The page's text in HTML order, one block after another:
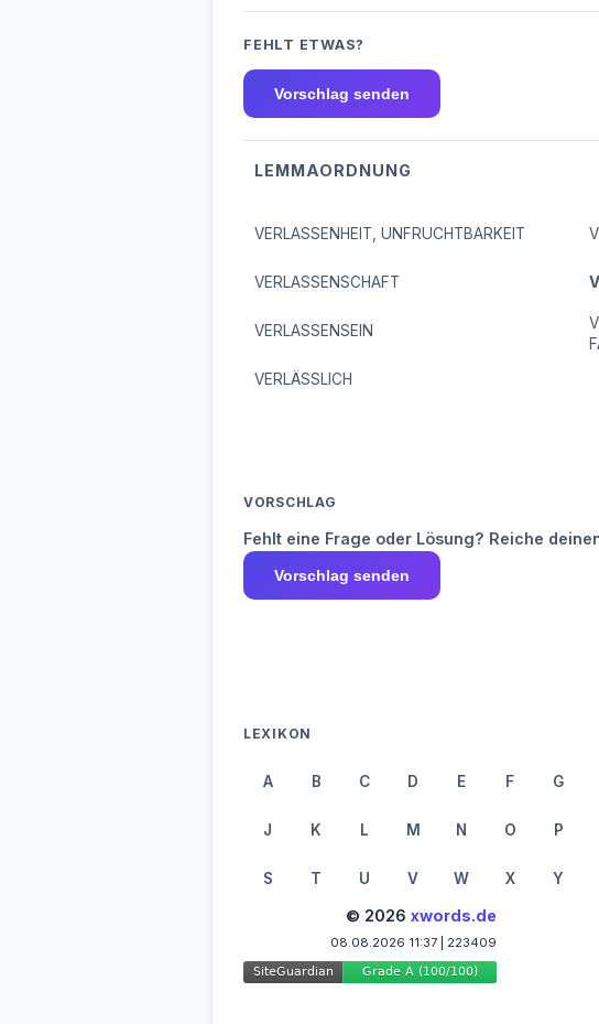
FEHLT ETWAS?
Vorschlag senden
LEMMAORDNUNG
VERLASSENHEIT, UNFRUCHTBARKEIT
VERLASSENSCHAFT
VERLASSENSEIN
VERLÄSSLICH
VORSCHLAG
Fehlt eine Frage oder Lösung? Reiche
Vorschlag senden
LEXIKON
A B C D E F G
J K L M N O P
S T U V W X Y
© 2026 xwords.de
08.08.2026 11:37 | 223409